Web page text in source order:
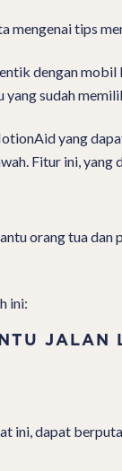
tips
dengan mobil
yang sudah
yang
Fitur ini, yang
orang tua
ini:
JALAN
ini, dapat